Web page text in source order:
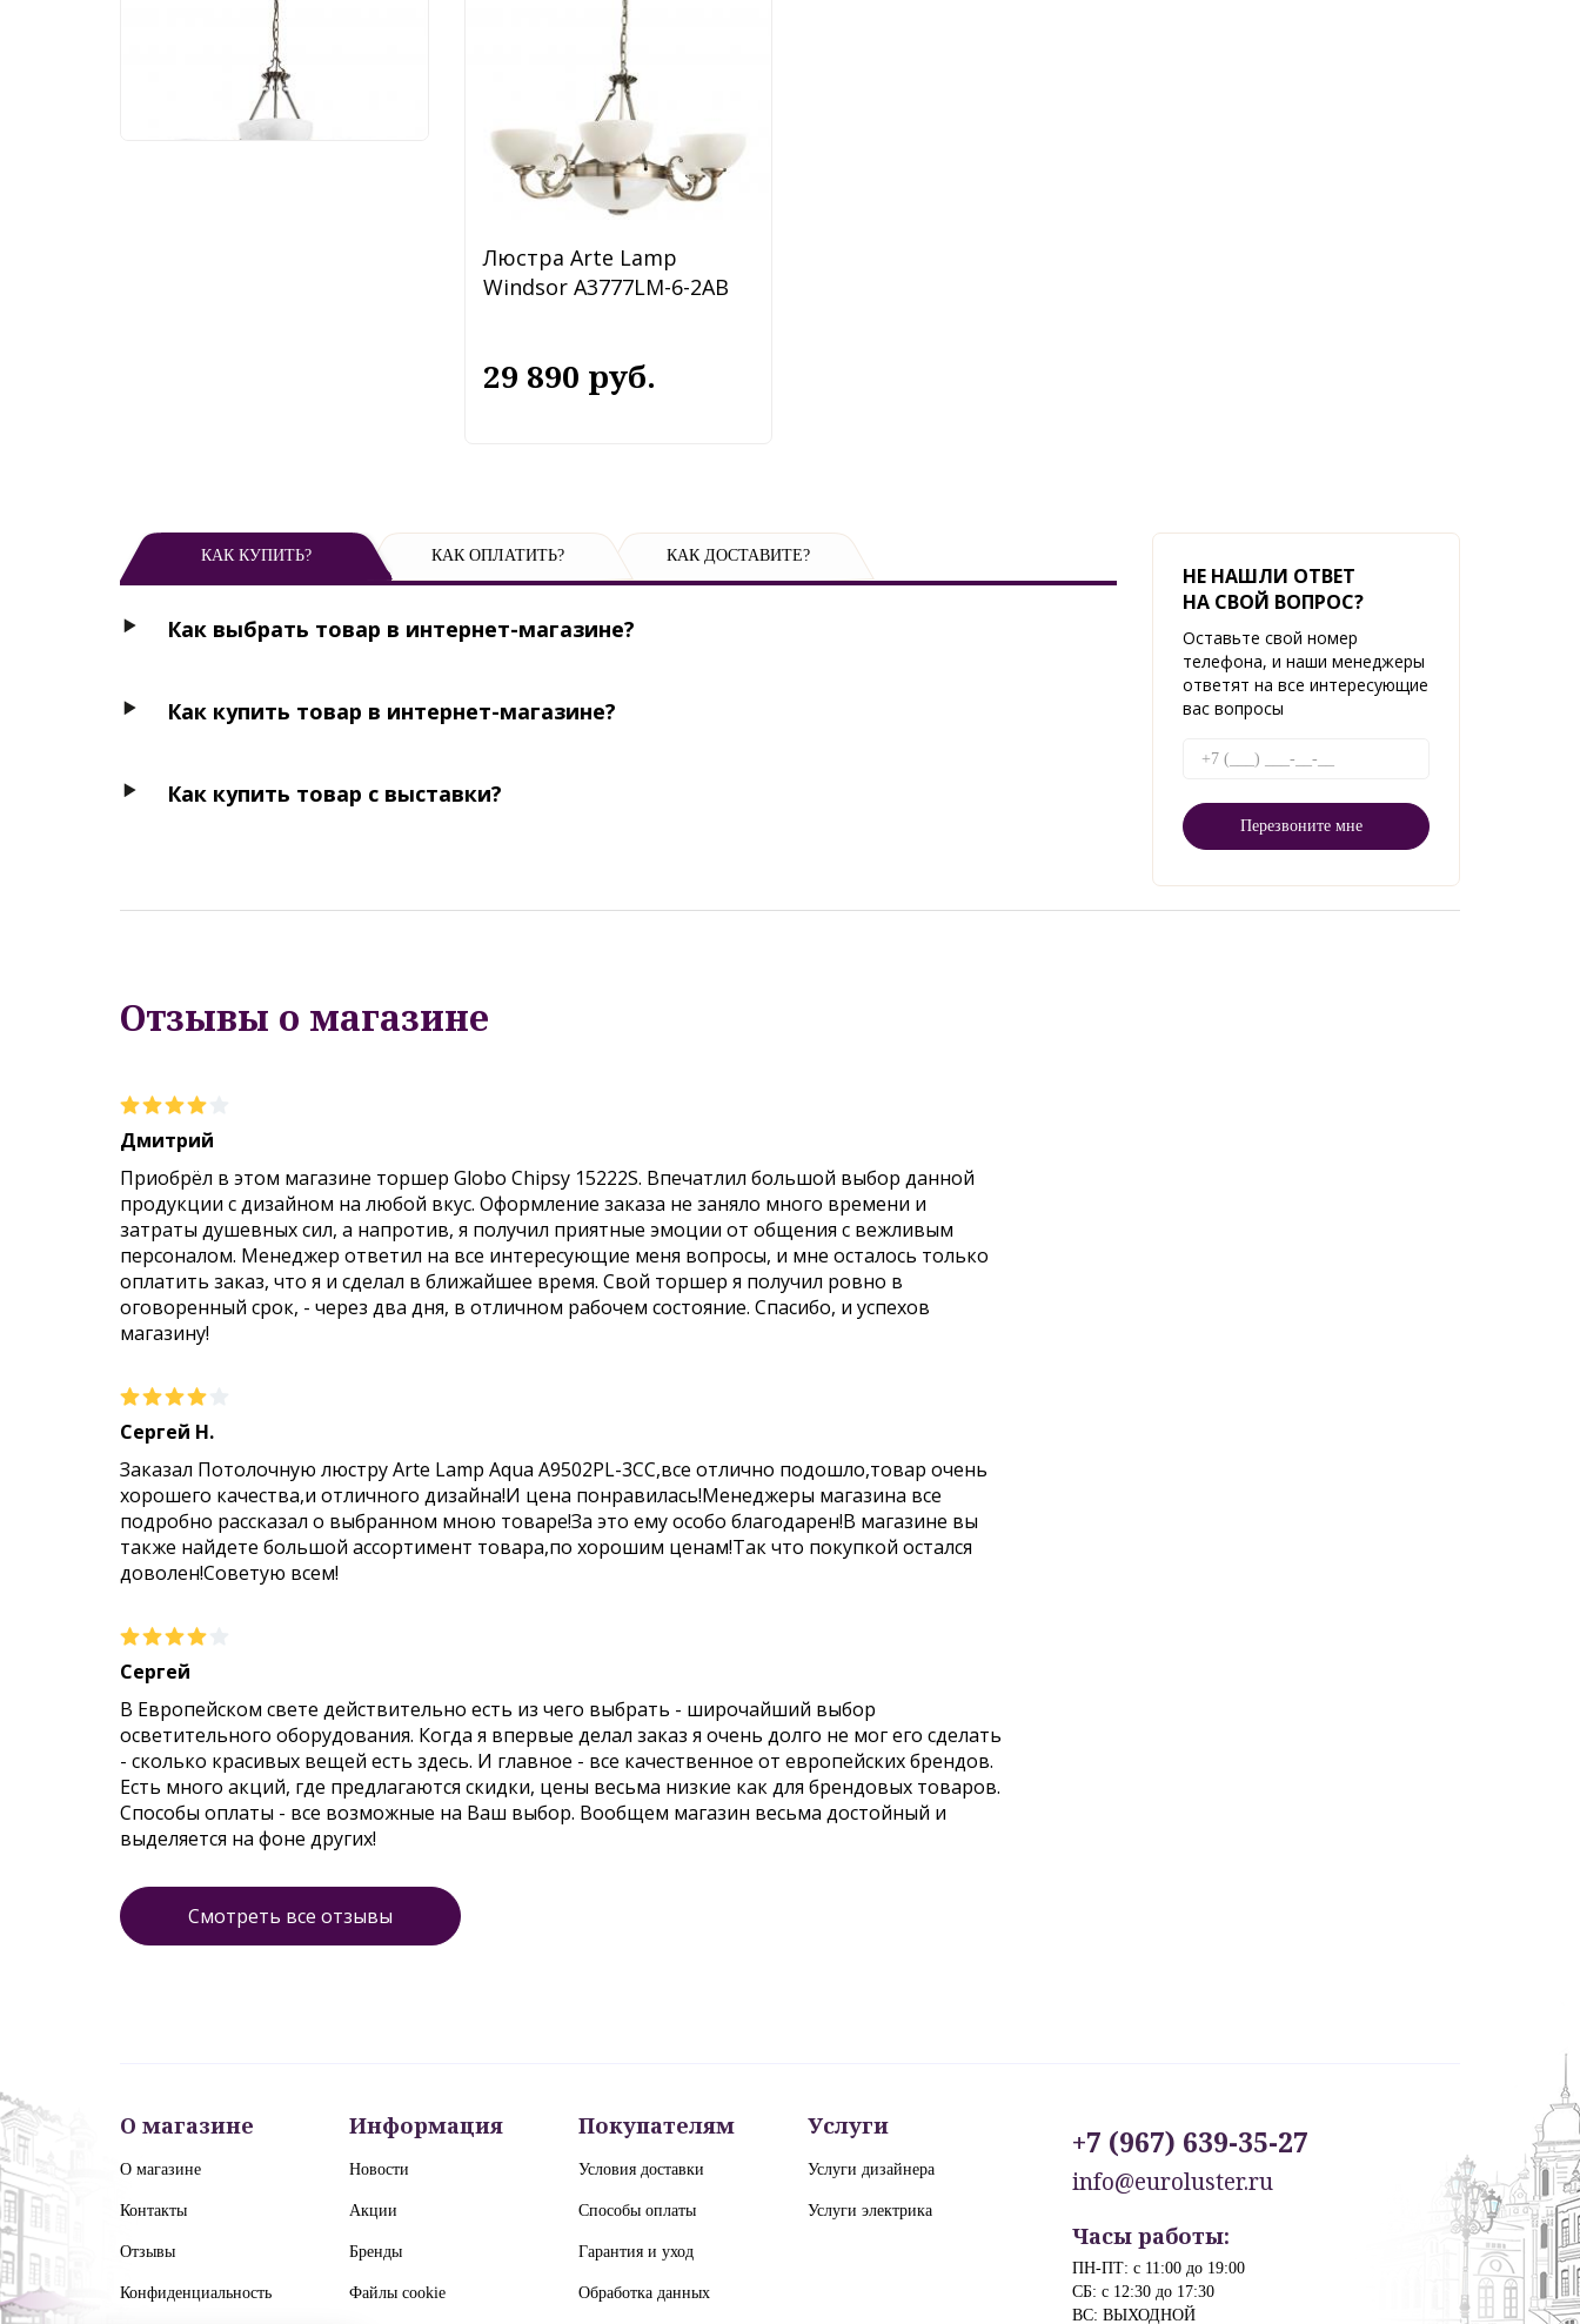
21 790 руб.
Люстра Arte Lamp
Windsor A3777LM-6-2AB
29 890 руб.
КАК КУПИТЬ? КАК ОПЛАТИТЬ? КАК ДОСТАВИТЕ?
Как выбрать товар в интернет-магазине?
Как купить товар в интернет-магазине?
Как купить товар с выставки?
НЕ НАШЛИ ОТВЕТ
НА СВОЙ ВОПРОС?
Оставьте свой номер
телефона, и наши менеджеры
ответят на все интересующие
вас вопросы
Отзывы о магазине
Дмитрий
Приобрёл в этом магазине торшер Globo Chipsy 15222S. Впечатлил большой выбор данной
продукции с дизайном на любой вкус. Оформление заказа не заняло много времени и
затраты душевных сил, а напротив, я получил приятные эмоции от общения с вежливым
персоналом. Менеджер ответил на все интересующие меня вопросы, и мне осталось только
оплатить заказ, что я и сделал в ближайшее время. Свой торшер я получил ровно в
оговоренный срок, - через два дня, в отличном рабочем состояние. Спасибо, и успехов
магазину!
Сергей Н.
Заказал Потолочную люстру Arte Lamp Aqua A9502PL-3CC,все отлично подошло,товар очень
хорошего качества,и отличного дизайна!И цена понравилась!Менеджеры магазина все
подробно рассказал о выбранном мною товаре!За это ему особо благодарен!В магазине вы
также найдете большой ассортимент товара,по хорошим ценам!Так что покупкой остался
доволен!Советую всем!
Сергей
В Европейском свете действительно есть из чего выбрать - широчайший выбор
осветительного оборудования. Когда я впервые делал заказ я очень долго не мог его сделать
- сколько красивых вещей есть здесь. И главное - все качественное от европейских брендов.
Есть много акций, где предлагаются скидки, цены весьма низкие как для брендовых товаров.
Способы оплаты - все возможные на Ваш выбор. Вообщем магазин весьма достойный и
выделяется на фоне других!
Смотреть все отзывы
О магазине
О магазине
Контакты
Отзывы
Конфиденциальность
Информация
Новости
Акции
Бренды
Файлы cookie
Покупателям
Условия доставки
Способы оплаты
Гарантия и уход
Обработка данных
Услуги
Услуги дизайнера
Услуги электрика
+7 (967) 639-35-27
info@euroluster.ru
Часы работы:
ПН-ПТ: с 11:00 до 19:00
СБ: с 12:30 до 17:30
ВС: ВЫХОДНОЙ